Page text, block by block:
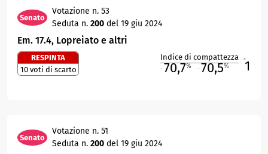
Senato
Votazione n. 53
Seduta n. 200 del 19 giu 2024
Em. 17.4, Lopreiato e altri
RESPINTA
10 voti di scarto
Indice di compattezza
70,7% 70,5% 1
Senato
Votazione n. 51
Seduta n. 200 del 19 giu 2024